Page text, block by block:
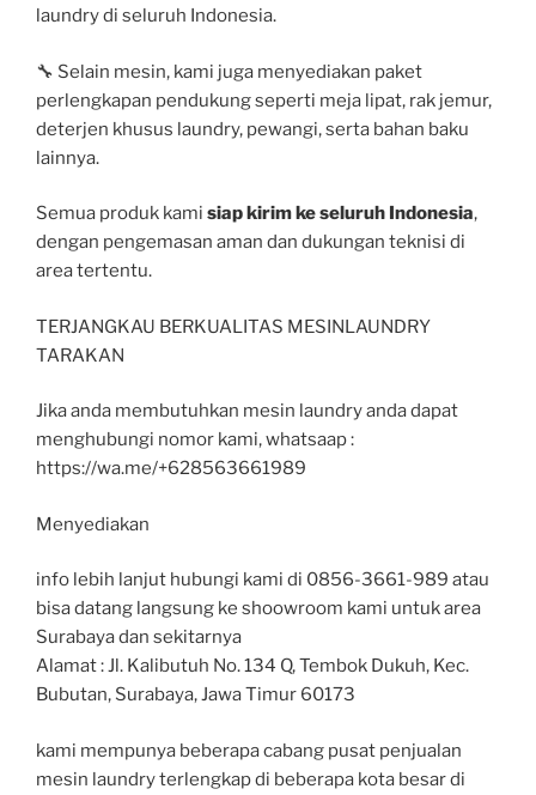
laundry di seluruh Indonesia.
🔧 Selain mesin, kami juga menyediakan paket
perlengkapan pendukung seperti meja lipat, rak jemur,
deterjen khusus laundry, pewangi, serta bahan baku
lainnya.
Semua produk kami siap kirim ke seluruh Indonesia,
dengan pengemasan aman dan dukungan teknisi di
area tertentu.
TERJANGKAU BERKUALITAS MESINLAUNDRY
TARAKAN
Jika anda membutuhkan mesin laundry anda dapat
menghubungi nomor kami, whatsaap :
https://wa.me/+628563661989
Menyediakan
info lebih lanjut hubungi kami di 0856-3661-989 atau
bisa datang langsung ke shoowroom kami untuk area
Surabaya dan sekitarnya
Alamat : Jl. Kalibutuh No. 134 Q, Tembok Dukuh, Kec.
Bubutan, Surabaya, Jawa Timur 60173
kami mempunya beberapa cabang pusat penjualan
mesin laundry terlengkap di beberapa kota besar di